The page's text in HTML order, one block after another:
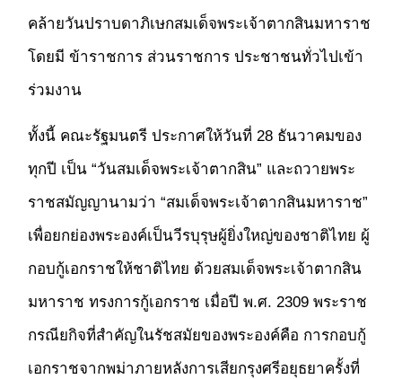
คล้ายวันปราบดาภิเษกสมเด็จพระเจ้าตากสินมหาราช
โดยมี ข้าราชการ ส่วนราชการ ประชาชนทั่วไปเข้า
ร่วมงาน
ทั้งนี้ คณะรัฐมนตรี ประกาศให้วันที่ 28 ธันวาคมของ
ทุกปี เป็น “วันสมเด็จพระเจ้าตากสิน” และถวายพระ
ราชสมัญญานามว่า “สมเด็จพระเจ้าตากสินมหาราช”
เพื่อยกย่องพระองค์เป็นวีรบุรุษผู้ยิ่งใหญ่ของชาติไทย ผู้
กอบกู้เอกราชให้ชาติไทย ด้วยสมเด็จพระเจ้าตากสิน
มหาราช ทรงการกู้เอกราช เมื่อปี พ.ศ. 2309 พระราช
กรณียกิจที่สำคัญในรัชสมัยของพระองค์คือ การกอบกู้
เอกราชจากพม่าภายหลังการเสียกรุงศรีอยุธยาครั้งที่